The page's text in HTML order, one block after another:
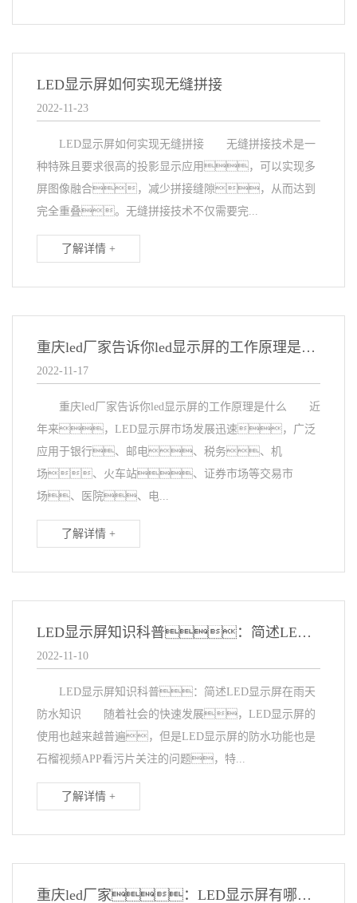
LED显示屏如何实现无缝拼接
2022-11-23
LED显示屏如何实现无缝拼接 无缝拼接技术是一
种特殊且要求很高的投影显示应用，可以实现多
屏图像融合，减少拼接缝隙，从而达到
完全重叠。无缝拼接技术不仅需要完...
了解详情 +
重庆led厂家告诉你led显示屏的工作原理是什么
2022-11-17
重庆led厂家告诉你led显示屏的工作原理是什么 近
年来，LED显示屏市场发展迅速，广泛
应用于银行、邮电、税务、机
场、火车站、证券市场等交易市
场、医院、电...
了解详情 +
LED显示屏知识科普：简述LED显示屏在雨天防水知识
2022-11-10
LED显示屏知识科普：简述LED显示屏在雨天
防水知识 随着社会的快速发展，LED显示屏的
使用也越来越普遍，但是LED显示屏的防水功能也是
石榴视频APP看污片关注的问题，特...
了解详情 +
重庆led厂家：LED显示屏有哪些应用